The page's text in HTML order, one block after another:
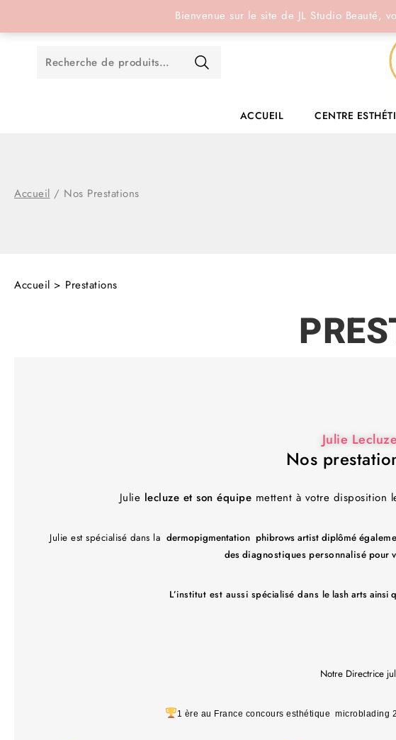
Bienvenue sur le site de JL Studio Beauté,
ACCUEIL CENTRE
Accueil / Nos Prestations
Accueil > Prestations
Julie
Nos
Julie lecluze et son équipe mettent à votre disposition
Julie est spécialisé dans la dermopigmentation phibrows artist diplômé
des diagnostiques personnalisé pour
L’institut est aussi spécialisé dans le lash arts ainsi
Notre Directrice
1 ère au France concours esthétique microblading